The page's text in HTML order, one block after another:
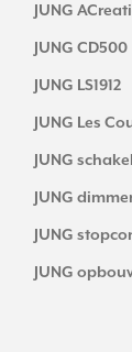
JUNG
JUNG CD500
JUNG LS1912
JUNG Les
JUNG
JUNG
JUNG
JUNG